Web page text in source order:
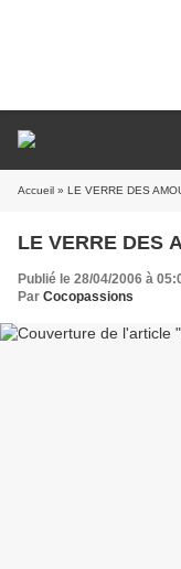
Accueil » LE VERRE DES
LE VERRE DES
Publié le 28/04/2006 à
Par Cocopassions